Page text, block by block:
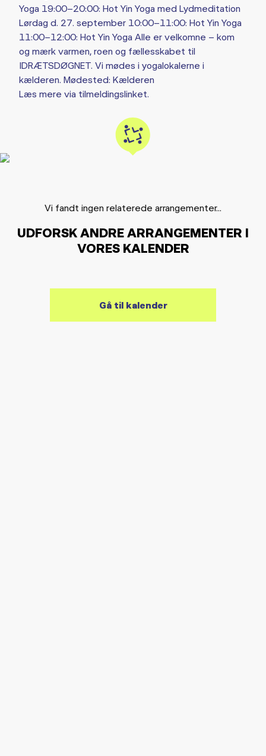
Yoga 19:00–20:00: Hot Yin Yoga med Lydmeditation
Lørdag d. 27. september 10:00–11:00: Hot Yin Yoga
11:00–12:00: Hot Yin Yoga Alle er velkomne – kom
og mærk varmen, roen og fællesskabet til
IDRÆTSDØGNET. Vi mødes i yogalokalerne i
kælderen. Mødested: Kælderen
Læs mere via tilmeldingslinket.
Vi fandt ingen relaterede arrangementer...
UDFORSK ANDRE ARRANGEMENTER I
VORES KALENDER
Gå til kalender